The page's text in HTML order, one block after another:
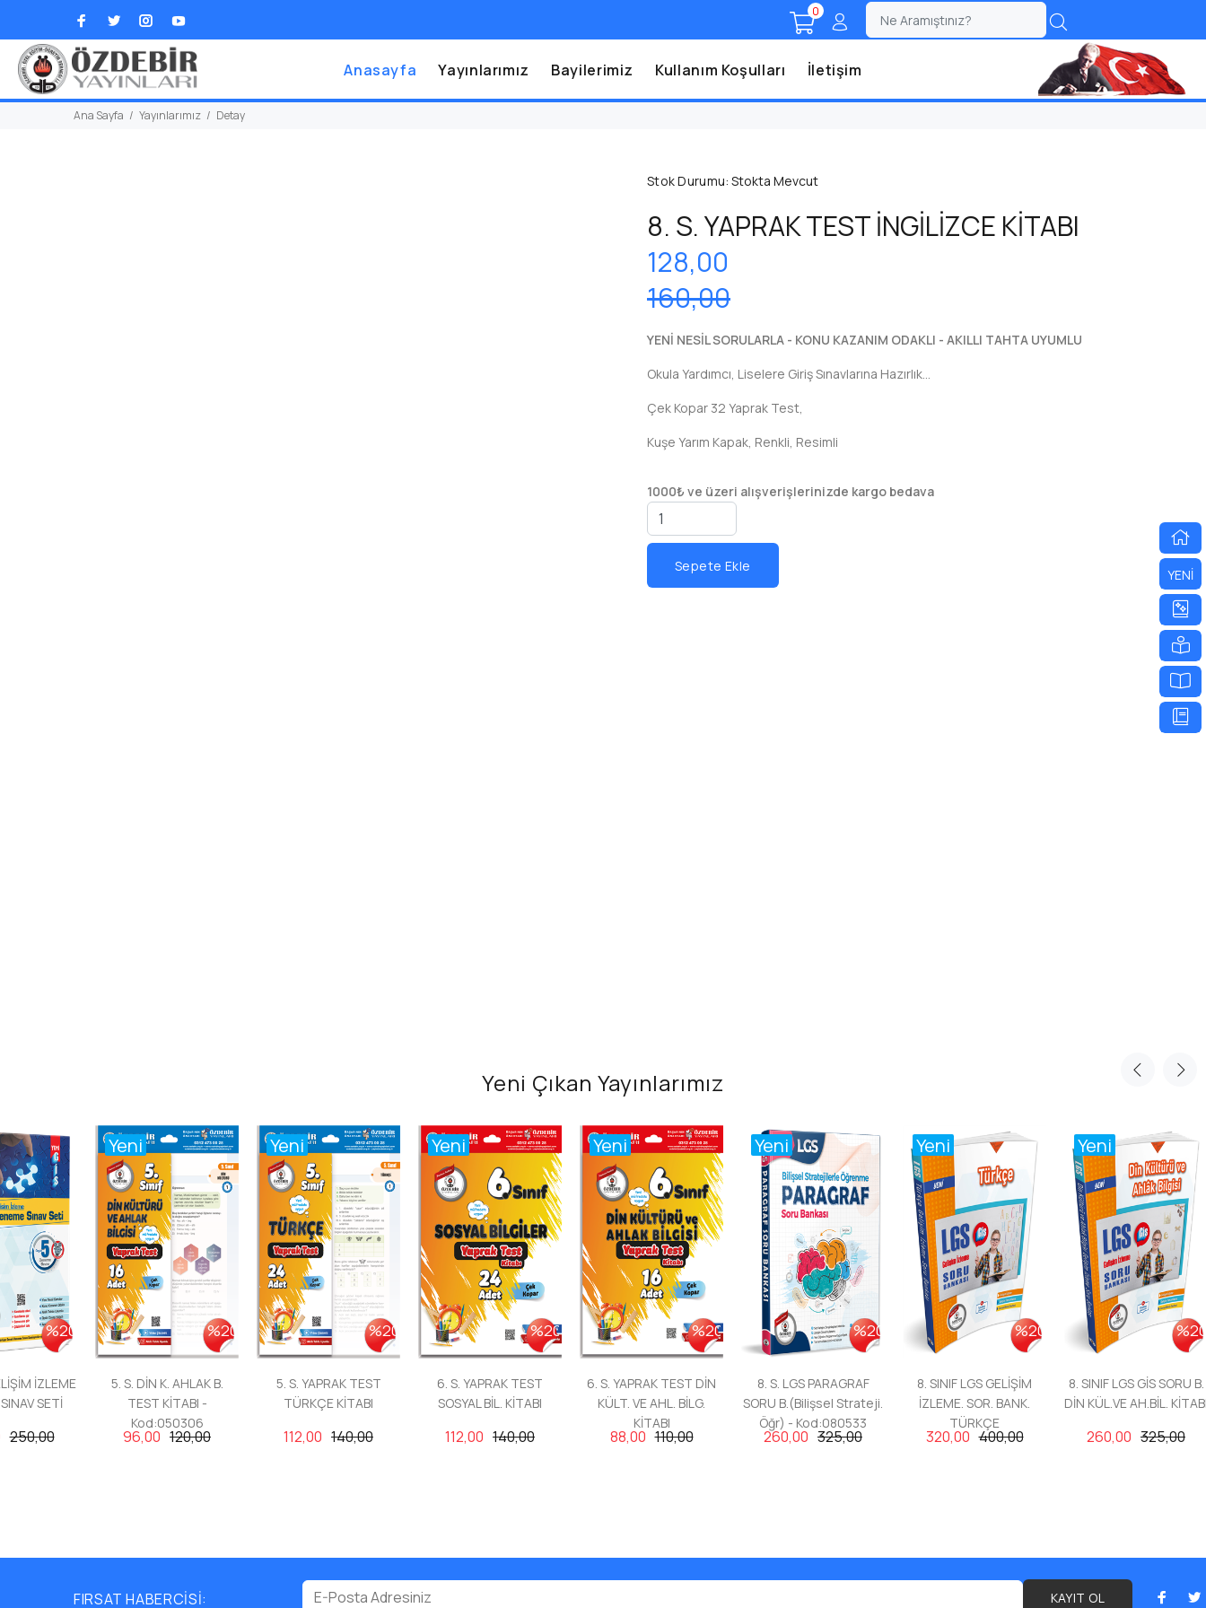
0;
Anasayfa Yayınlarımız Bayilerimiz Kullanım Koşulları İletişim
Ana Sayfa Yayınlarımız Detay
Stok Durumu: Stokta Mevcut
8. S. YAPRAK TEST İNGİLİZCE KİTABI
128,00
160,00
YENİ NESİL SORULARLA - KONU KAZANIM ODAKLI - AKILLI TAHTA UYUMLU
Okula Yardımcı, Liselere Giriş Sınavlarına Hazırlık...
Çek Kopar 32 Yaprak Test,
Kuşe Yarım Kapak, Renkli, Resimli
1000₺ ve üzeri alışverişlerinizde kargo bedava
Sepete Ekle
Yeni Çıkan Yayınlarımız
%20
İZLEME
SETİ
250,00
%20
Yeni
5. S. DİN K. AHLAK B.
TEST KİTABI -
Kod:050306
96,00 120,00
%20
Yeni
5. S. YAPRAK TEST
TÜRKÇE KİTABI
112,00 140,00
%20
Yeni
6. S. YAPRAK TEST
SOSYAL BİL. KİTABI
112,00 140,00
%20
Yeni
6. S. YAPRAK TEST DİN
KÜLT. VE AHL. BİLG.
KİTABI
88,00 110,00
%20
Yeni
8. S. LGS PARAGRAF
SORU B.(Bilişsel Strateji.
Öğr) - Kod:080533
260,00 325,00
%20
Yeni
8. SINIF LGS GELİŞİM
İZLEME. SOR. BANK.
TÜRKÇE
320,00 400,00
Yeni
8. SINIF LGS GİS SORU B.
DİN KÜL.VE AH.BİL.
260,00 325,00
FIRSAT HABERCİSİ: KAYIT OL
YENİ